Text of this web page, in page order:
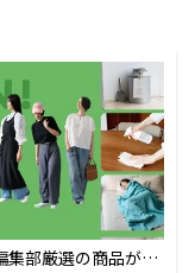
部厳選の商品が買